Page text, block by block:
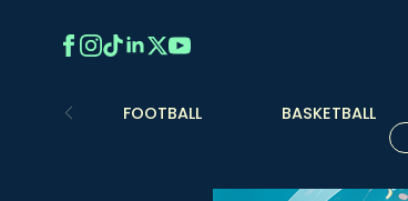
FOOTBALL BASKETBALL